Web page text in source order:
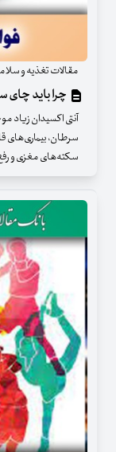
مقالات تغذیه و
چرا باید چای
آنتی اکسیدان زیاد
سرطان، بیماری‌های
سکته‌های مغزی و